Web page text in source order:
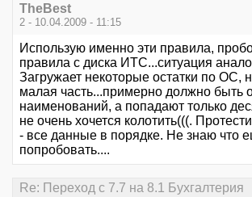
TheBest
2 - 10.04.2009 - 11:15
Использую именно эти правила,
правила с диска ИТС...ситуация
Загружает некоторые остатки по ОС,
малая часть...примерно должно быть
наименований, а попадают только
не очень хочется колотить(((.
- все данные в порядке. Не знаю что
попробовать....
Re: Переход с 7.7 на 8.1 Бухгалтерия